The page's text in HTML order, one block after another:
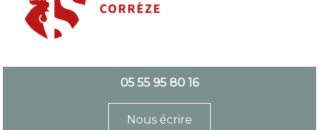
05 55 95 80 16
Nous écrire